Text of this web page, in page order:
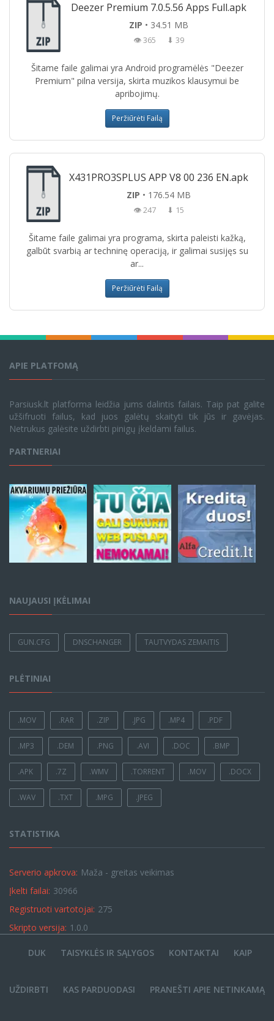
Deezer Premium 7.0.5.56 Apps Full.apk
ZIP • 34.51 MB
👁 365 ⬇ 39
Šitame faile galimai yra Android programėlės "Deezer
Premium" pilna versija, skirta muzikos klausymui be
apribojimų.
Peržiūrėti Failą
X431PRO3SPLUS APP V8 00 236 EN.apk
ZIP • 176.54 MB
👁 247 ⬇ 15
Šitame faile galimai yra programa, skirta paleisti kažką,
galbūt svarbią ar techninę operaciją, ir galimai susijęs su
ar...
Peržiūrėti Failą
APIE PLATFOMĄ
Parsiusk.lt platforma leidžia jums dalintis failais. Taip pat galite
užšifruoti failus, kad juos galėtų skaityti tik jūs ir gavėjas.
Netrukus galėsite uždirbti pinigų įkeldami failus.
PARTNERIAI
NAUJAUSI ĮKĖLIMAI
GUN.CFG DNSCHANGER TAUTVYDAS ZEMAITIS
PLĖTINIAI
.MOV .RAR .ZIP .JPG .MP4 .PDF
.MP3 .DEM .PNG .AVI .DOC .BMP
.APK .7Z .WMV .TORRENT .MOV .DOCX
.WAV .TXT .MPG .JPEG
STATISTIKA
Serverio apkrova: Maža - greitas veikimas
Įkelti failai: 30966
Registruoti vartotojai: 275
Skripto versija: 1.0.0
DUK TAISYKLĖS IR SĄLYGOS KONTAKTAI KAIP
UŽDIRBTI KAS PARDUODASI PRANEŠTI APIE NETINKAMĄ